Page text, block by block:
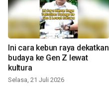
Ini cara kebun raya dekatkan
budaya ke Gen Z lewat
kultura
Selasa, 21 Juli 2026